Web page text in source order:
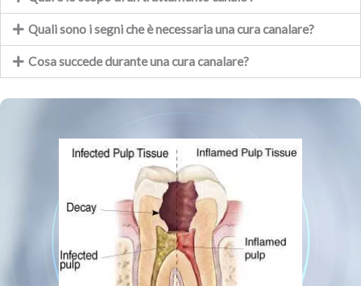
Quali sono i segni che è necessaria una cura canalare?
Cosa succede durante una cura canalare?